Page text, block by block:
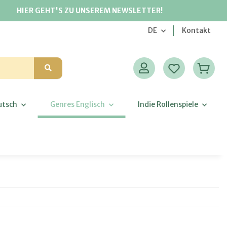
HIER GEHT'S ZU UNSEREM NEWSLETTER!
DE Kontakt
Genres Englisch Indie Rollenspiele